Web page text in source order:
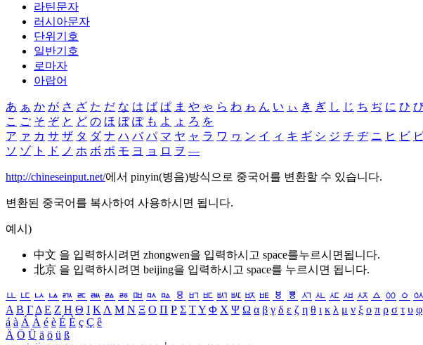
라틴문자
러시아문자
단위기호
일반기호
로마자
아랍어
あ ぁ か が さ ざ た だ な は ば ぱ ま や ゃ ら わ ゎ ん い ぃ き ぎ し じ ち ぢ に ひ
こ ご そ ぞ と ど の ほ ぼ ぽ も よ ょ ろ を
ア ァ カ サ ザ タ ダ ナ ハ バ パ マ ヤ ャ ラ ワ ヮ ン イ ィ キ ギ シ ジ チ ヂ ニ ヒ ビ
ソ ゾ ト ド ノ ホ ボ ポ モ ヨ ョ ロ ヲ ―
http://chineseinput.net/에서 pinyin(병음)방식으로 중국어를 변환할 수 있습니다.
변환된 중국어를 복사하여 사용하시면 됩니다.
예시)
中文 을 입력하시려면 zhongwen을 입력하시고 space를누르시면됩니다.
北京 을 입력하시려면 beijing을 입력하시고 space를 누르시면 됩니다.
ㅥ ㅦ ㅧ ㅨ ㅩ ㅪ ㅫ ㅬ ㅭ ㅮ ㅯ ㅰ ㅱ ㅲ ㅳ ㅴ ㅵ ㅶ ㅷ ㅸ ㅹ ㅺ ㅻ ㅼ ㅽ ㅾ ㅿ ㆀ ㆁ ㆂ
Α Β ΓΔ Ε Ζ Η Θ Ι ΚΛ Μ Ν Ξ Ο Π Ρ Σ ΤΥ Φ Χ Ψ Ω α β γ δ ε ζ η θ ι κ λ μ ν ξ ο π ρ σ τ υ φ
á à Á À é è É È ç Ç ê
Ä Ö Ü ä ö ü ß